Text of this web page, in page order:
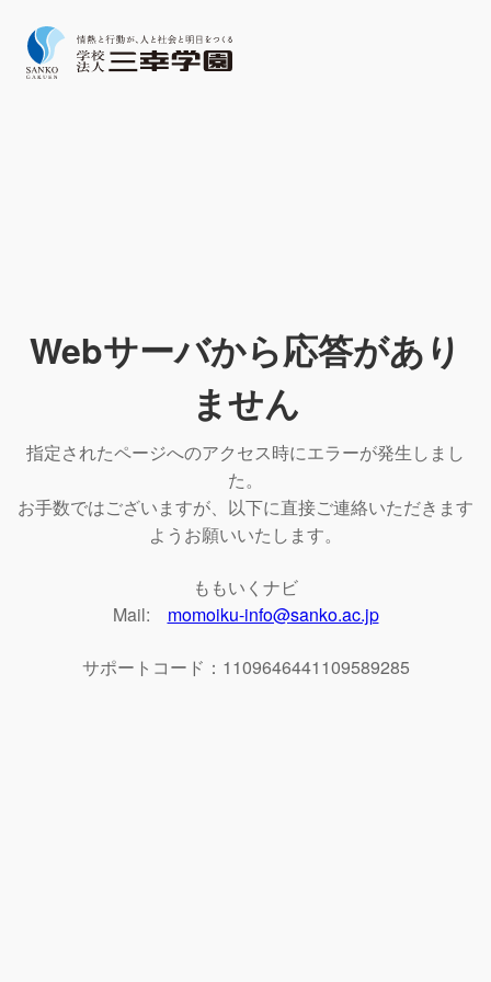
Webサーバから応答があり
ません
指定されたページへのアクセス時にエラーが発生しまし
た。
お手数ではございますが、以下に直接ご連絡いただきます
ようお願いいたします。
ももいくナビ
Mail: momoiku-info@sanko.ac.jp
サポートコード：1109646441109589285